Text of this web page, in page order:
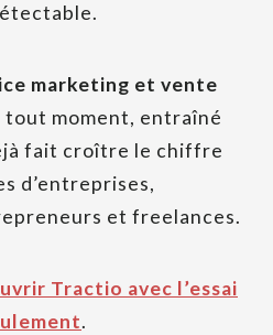
marketing et vente
tout moment, entraîné
fait croître le chiffre
d’entreprises,
et freelances.
Tractio avec l’essai
.